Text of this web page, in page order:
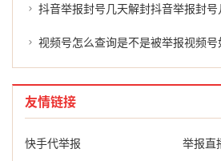
抖音举报封号几天解封抖音举报封号几天解封？揭秘抖
视频号怎么查询是不是被举报视频
友情链接
快手代举报 举报直